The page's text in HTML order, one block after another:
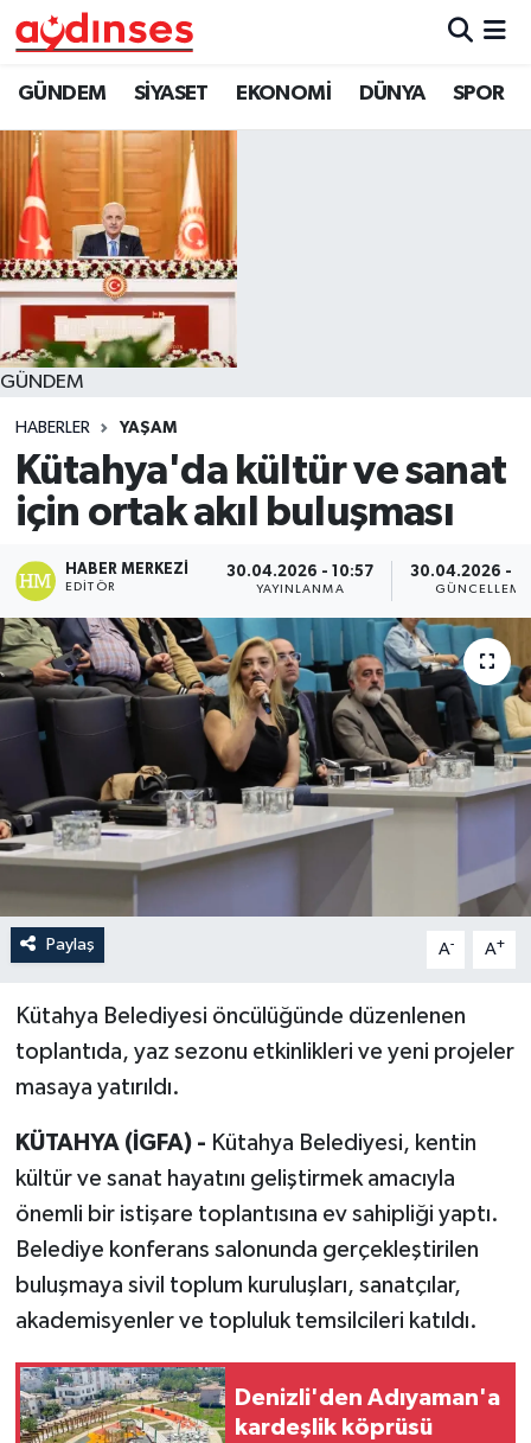
GÜNDEM SİYASET EKONOMİ DÜNYA SPOR
GÜNDEM
HABERLER YAŞAM
Kütahya'da kültür ve sanat
için ortak akıl buluşması
HABER MERKEZI
EDITÖR
30.04.2026 - 10:57
YAYINLANMA
30.04.2026 -
GÜNCELLEME
Paylaş A- A+
Kütahya Belediyesi öncülüğünde düzenlenen
toplantıda, yaz sezonu etkinlikleri ve yeni projeler
masaya yatırıldı.
KÜTAHYA (İGFA) - Kütahya Belediyesi, kentin
kültür ve sanat hayatını geliştirmek amacıyla
önemli bir istişare toplantısına ev sahipliği yaptı.
Belediye konferans salonunda gerçekleştirilen
buluşmaya sivil toplum kuruluşları, sanatçılar,
akademisyenler ve topluluk temsilcileri katıldı.
Denizli'den Adıyaman'a
kardeşlik köprüsü
GÜNDEM
SİYASET
EKONOMİ
DÜNYA
SPOR
MAGAZİN
YAŞAM
Nöbetçi Eczaneler
Hava Durumu
Aydin Namaz Vakitleri
Trafik Durumu
Süper Lig Puan Durumu ve Fikstür
Tüm Manşetler
Son Dakika Haberleri
Haber Arşivi